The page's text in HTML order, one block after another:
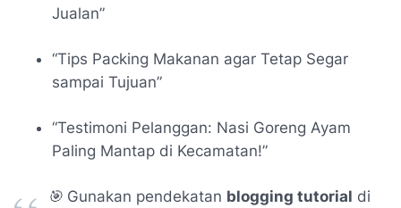
Jualan”
“Tips Packing Makanan agar Tetap Segar
sampai Tujuan”
“Testimoni Pelanggan: Nasi Goreng Ayam
Paling Mantap di Kecamatan!”
🎯 Gunakan pendekatan blogging tutorial di